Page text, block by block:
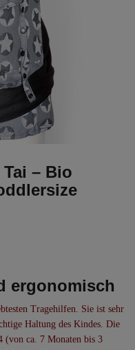
– Bio
ergonomisch
Tragehilfen. Sie ist sehr
Haltung des Kindes. Die
(von ca. 7 Monaten bis 3